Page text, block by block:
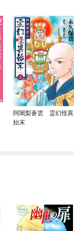
阿闍梨蒼雲 霊幻怪異
始末